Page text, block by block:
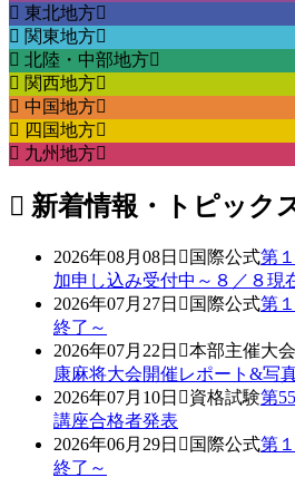
東北地方
関東地方
北陸・中部地方
関西地方
中国地方
四国地方
九州地方
新着情報・トピック
2026年08月08日 国際公式第
加申し込み受付中～８／８現
2026年07月27日
国際公式第
終了～
2026年07月22日
本部主催大会
康麻将大会開催レポート&写
2026年07月10日
資格試験第
講座合格者発表
2026年06月29日
国際公式第
終了～